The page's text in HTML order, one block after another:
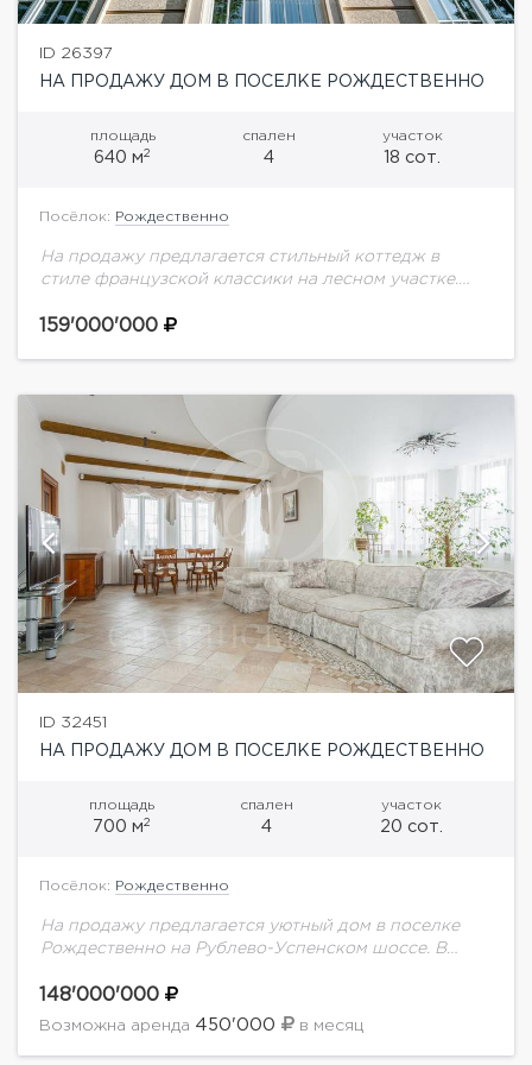
ID 26397
НА ПРОДАЖУ ДОМ В ПОСЕЛКЕ РОЖДЕСТВЕННО
площадь
640 м2
спален
4
участок
18 сот.
Посёлок: Рождественно
На продажу предлагается стильный коттедж в
стиле французской классики на лесном участке.
купелью и с/у, спортивный зал, квартира для
159'000'000
ID 32451
НА ПРОДАЖУ ДОМ В ПОСЕЛКЕ РОЖДЕСТВЕННО
площадь
700 м2
спален
4
участок
20 сот.
Посёлок: Рождественно
На продажу предлагается уютный дом в поселке
Рождественно на Рублево-Успенском шоссе. В
планировка. В доме 4 спальни со своими ванными и
148'000'000
Возможна аренда 450'000 в месяц